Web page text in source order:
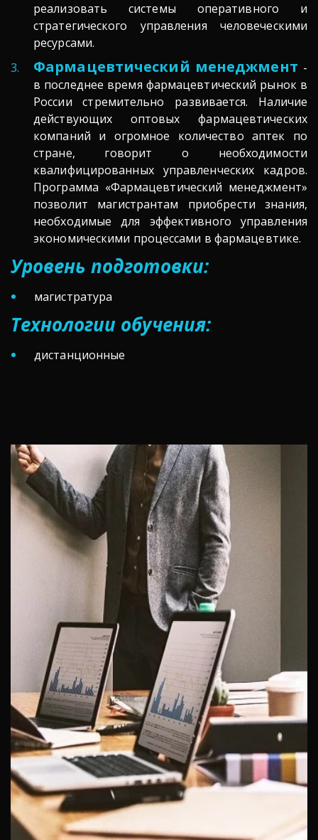
реализовать системы оперативного и
стратегического управления человеческими
ресурсами.
Фармацевтический менеджмент -
в последнее время фармацевтический рынок в
России стремительно развивается. Наличие
действующих оптовых фармацевтических
компаний и огромное количество аптек по
стране, говорит о необходимости
квалифицированных управленческих кадров.
Программа «Фармацевтический менеджмент»
позволит магистрантам приобрести знания,
необходимые для эффективного управления
экономическими процессами в фармацевтике.
Уровень подготовки:
магистратура
Технологии обучения:
дистанционные